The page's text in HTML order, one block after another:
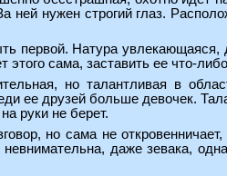
ней нужен строгий глаз.
первой. Натура увлекающаяся,
этого сама, заставить ее что-
но талантливая в
ее друзей больше девочек.
руки не берет.
но сама не
даже зевака,